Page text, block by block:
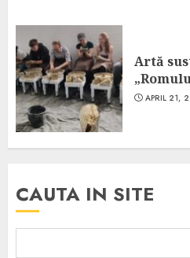
Artă
APRIL 21,
CAUTA IN SITE